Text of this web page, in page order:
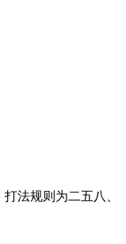
法规则为二五八、